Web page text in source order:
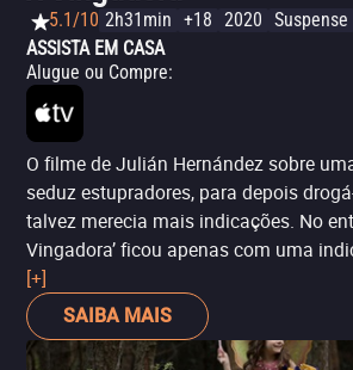
5.1/10 2h31min +18 2020 Suspense
ASSISTA EM CASA
Alugue ou Compre:
O filme de Julián Hernández sobre
seduz estupradores, para depois
talvez merecia mais indicações. No
Vingadora’ ficou apenas com uma
Maquiagem.
[+]
SAIBA MAIS